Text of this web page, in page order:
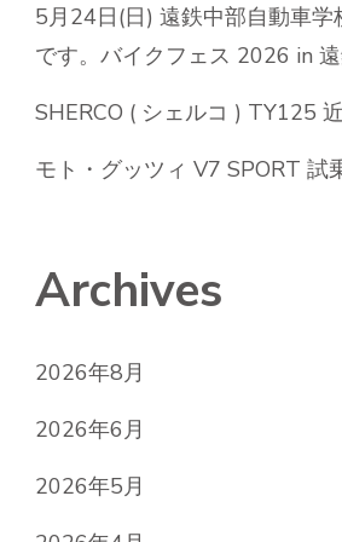
5月24日(日) 遠鉄中部自動車学
です。バイクフェス 2026 in
SHERCO ( シェルコ ) TY125
モト・グッツィ V7 SPORT 試
Archives
2026年8月
2026年6月
2026年5月